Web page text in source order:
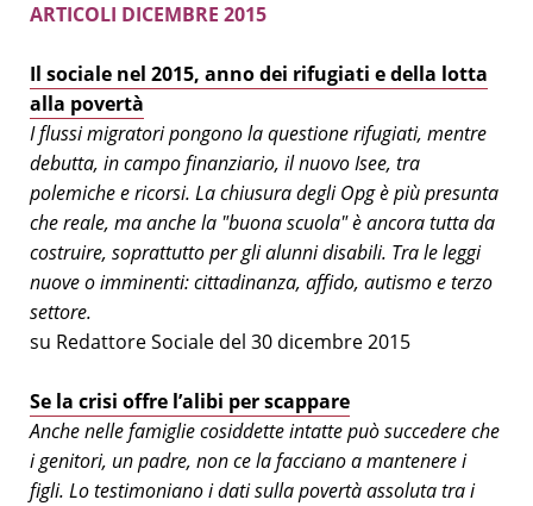
ARTICOLI DICEMBRE 2015
Il sociale nel 2015, anno dei rifugiati e della lotta
alla povertà
I flussi migratori pongono la questione rifugiati, mentre
debutta, in campo finanziario, il nuovo Isee, tra
polemiche e ricorsi. La chiusura degli Opg è più presunta
che reale, ma anche la "buona scuola" è ancora tutta da
costruire, soprattutto per gli alunni disabili. Tra le leggi
nuove o imminenti: cittadinanza, affido, autismo e terzo
settore.
su Redattore Sociale del 30 dicembre 2015
Se la crisi offre l’alibi per scappare
Anche nelle famiglie cosiddette intatte può succedere che
i genitori, un padre, non ce la facciano a mantenere i
figli. Lo testimoniano i dati sulla povertà assoluta tra i